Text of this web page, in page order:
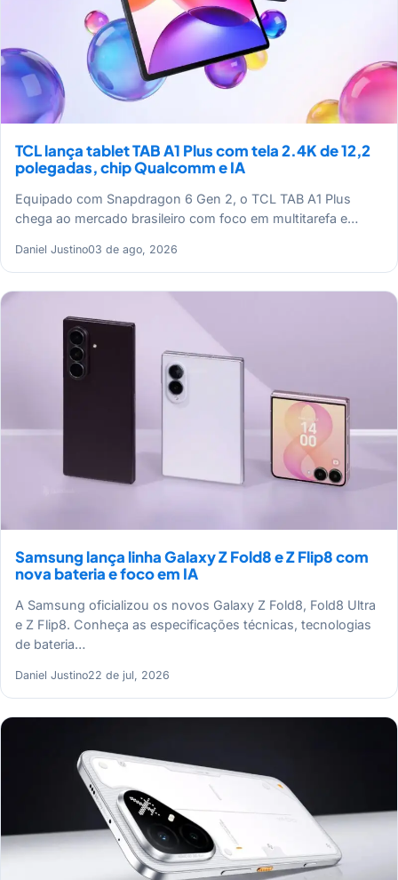
TCL lança tablet TAB A1 Plus com tela 2.4K de 12,2
polegadas, chip Qualcomm e IA
Equipado com Snapdragon 6 Gen 2, o TCL TAB A1 Plus
chega ao mercado brasileiro com foco em multitarefa e…
Daniel Justino03 de ago, 2026
Samsung lança linha Galaxy Z Fold8 e Z Flip8 com
nova bateria e foco em IA
A Samsung oficializou os novos Galaxy Z Fold8, Fold8 Ultra
e Z Flip8. Conheça as especificações técnicas, tecnologias
de bateria…
Daniel Justino22 de jul, 2026